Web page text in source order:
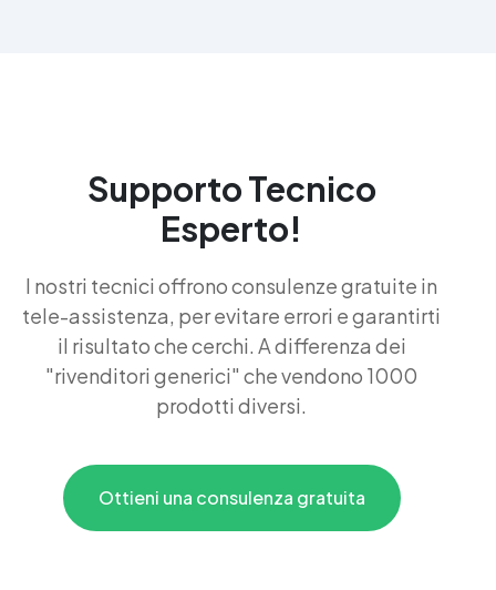
Supporto Tecnico
Esperto!
I nostri tecnici offrono consulenze gratuite in
tele-assistenza, per evitare errori e garantirti
il risultato che cerchi. A differenza dei
"rivenditori generici" che vendono 1000
prodotti diversi.
Ottieni una consulenza gratuita